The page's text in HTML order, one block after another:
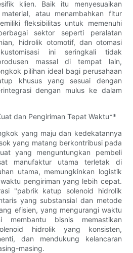
klien. Baik itu menyesuaikan
atau menambahkan fitur
fleksibilitas untuk memenuhi
sektor seperti peralatan
hidrolik otomotif, dan otomasi
ini seringkali tidak
massal di tempat lain,
pilihan ideal bagi perusahaan
khusus yang sesuai dengan
dengan mulus ke dalam
dan Pengiriman Tepat Waktu**
yang maju dan kedekatannya
yang matang berkontribusi pada
yang menguntungkan pembeli
manufaktur utama terletak di
utama, memungkinkan logistik
pengiriman yang lebih cepat.
"pabrik katup solenoid hidrolik
yang substansial dan metode
efisien, yang mengurangi waktu
membantu bisnis memastikan
hidrolik yang konsisten,
dan mendukung kelancaran
masing.